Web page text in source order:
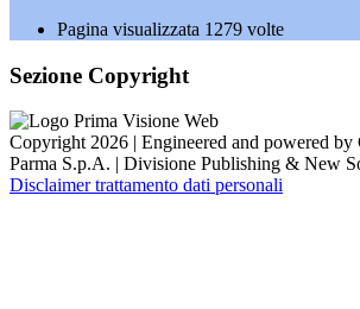
Pagina visualizzata 1279 volte
Sezione Copyright
Copyright 2026 | Engineered and powered by
Parma S.p.A. | Divisione Publishing & New
Disclaimer trattamento dati personali